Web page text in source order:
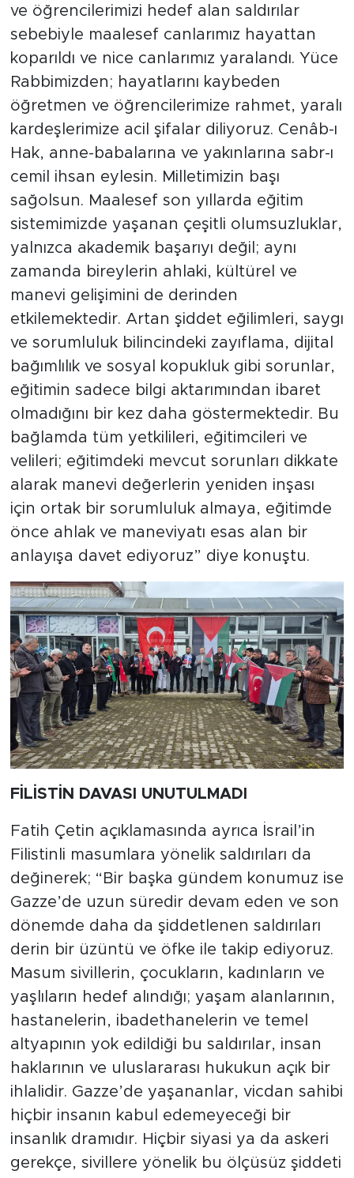
ve öğrencilerimizi hedef alan saldırılar
sebebiyle maalesef canlarımız hayattan
koparıldı ve nice canlarımız yaralandı. Yüce
Rabbimizden; hayatlarını kaybeden
öğretmen ve öğrencilerimize rahmet, yaralı
kardeşlerimize acil şifalar diliyoruz. Cenâb-ı
Hak, anne-babalarına ve yakınlarına sabr-ı
cemil ihsan eylesin. Milletimizin başı
sağolsun. Maalesef son yıllarda eğitim
sistemimizde yaşanan çeşitli olumsuzluklar,
yalnızca akademik başarıyı değil; aynı
zamanda bireylerin ahlaki, kültürel ve
manevi gelişimini de derinden
etkilemektedir. Artan şiddet eğilimleri, saygı
ve sorumluluk bilincindeki zayıflama, dijital
bağımlılık ve sosyal kopukluk gibi sorunlar,
eğitimin sadece bilgi aktarımından ibaret
olmadığını bir kez daha göstermektedir. Bu
bağlamda tüm yetkilileri, eğitimcileri ve
velileri; eğitimdeki mevcut sorunları dikkate
alarak manevi değerlerin yeniden inşası
için ortak bir sorumluluk almaya, eğitimde
önce ahlak ve maneviyatı esas alan bir
anlayışa davet ediyoruz” diye konuştu.
FİLİSTİN DAVASI UNUTULMADI
Fatih Çetin açıklamasında ayrıca İsrail’in
Filistinli masumlara yönelik saldırıları da
değinerek; “Bir başka gündem konumuz ise
Gazze’de uzun süredir devam eden ve son
dönemde daha da şiddetlenen saldırıları
derin bir üzüntü ve öfke ile takip ediyoruz.
Masum sivillerin, çocukların, kadınların ve
yaşlıların hedef alındığı; yaşam alanlarının,
hastanelerin, ibadethanelerin ve temel
altyapının yok edildiği bu saldırılar, insan
haklarının ve uluslararası hukukun açık bir
ihlalidir. Gazze’de yaşananlar, vicdan sahibi
hiçbir insanın kabul edemeyeceği bir
insanlık dramıdır. Hiçbir siyasi ya da askeri
gerekçe, sivillere yönelik bu ölçüsüz şiddeti